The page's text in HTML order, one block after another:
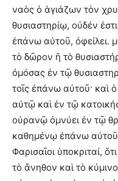
ναὸς ὁ ἁγιάζων τὸν
θυσιαστηρίῳ, οὐδέν
ἐπάνω αὐτοῦ, ὀφείλει.
τὸ δῶρον ἢ τὸ
ὀμόσας ἐν τῷ
τοῖς ἐπάνω αὐτοῦ· καὶ
αὐτῷ καὶ ἐν τῷ
οὐρανῷ ὀμνύει ἐν τῷ
καθημένῳ ἐπάνω αὐτοῦ.
Φαρισαῖοι ὑποκριταί,
τὸ ἄνηθον καὶ τὸ